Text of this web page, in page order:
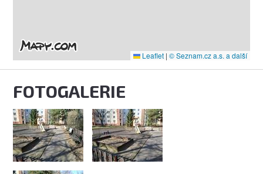
Leaflet | © Seznam.cz a.s. a další
FOTOGALERIE